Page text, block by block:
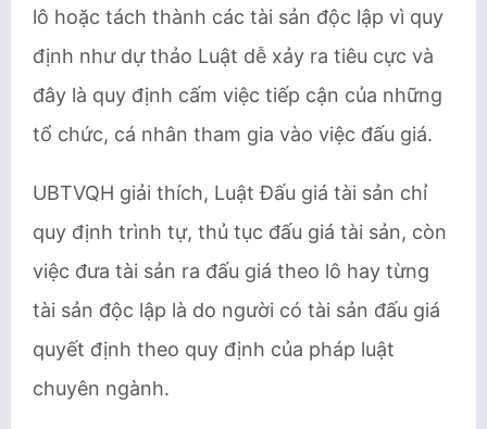
lô hoặc tách thành các tài sản độc lập vì quy
định như dự thảo Luật dễ xảy ra tiêu cực và
đây là quy định cấm việc tiếp cận của những
tổ chức, cá nhân tham gia vào việc đấu giá.
UBTVQH giải thích, Luật Đấu giá tài sản chỉ
quy định trình tự, thủ tục đấu giá tài sản, còn
việc đưa tài sản ra đấu giá theo lô hay từng
tài sản độc lập là do người có tài sản đấu giá
quyết định theo quy định của pháp luật
chuyên ngành.